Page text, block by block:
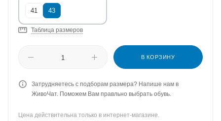
41 43
Таблица размеров
В КОРЗИНУ
Затрудняетесь с подборам размера? Напише нам в
ЖивоЧат. Поможем Вам правльно выбрать обувь.
Цена действительна только в интернет-магазине.